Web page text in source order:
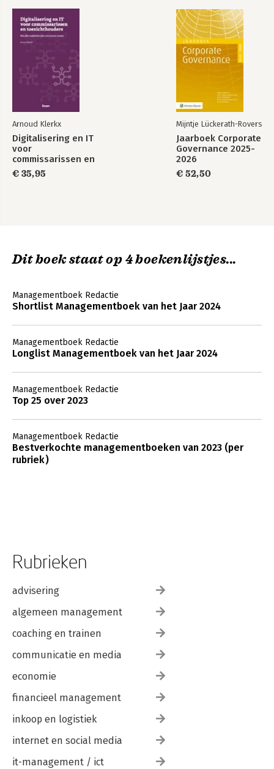
Arnoud Klerkx
Digitalisering en IT
voor
commissarissen en
toezichthouders
€ 35,95
Mijntje Lückerath-Rovers
Jaarboek Corporate
Governance 2025-
2026
€ 52,50
Dit boek staat op 4 boekenlijstjes...
Managementboek Redactie
Shortlist Managementboek van het Jaar 2024
Managementboek Redactie
Longlist Managementboek van het Jaar 2024
Managementboek Redactie
Top 25 over 2023
Managementboek Redactie
Bestverkochte managementboeken van 2023 (per
rubriek)
Rubrieken
advisering
algemeen management
coaching en trainen
communicatie en media
economie
financieel management
inkoop en logistiek
internet en social media
it-management / ict